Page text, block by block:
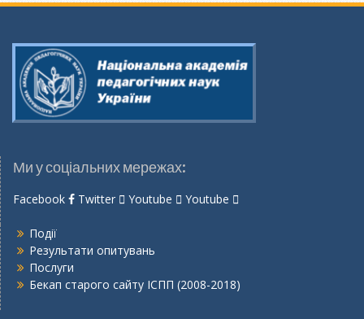
Ми у соціальних мережах:
Facebook Twitter Youtube Youtube
Події
Результати опитувань
Послуги
Бекап старого сайту ІСПП (2008-2018)